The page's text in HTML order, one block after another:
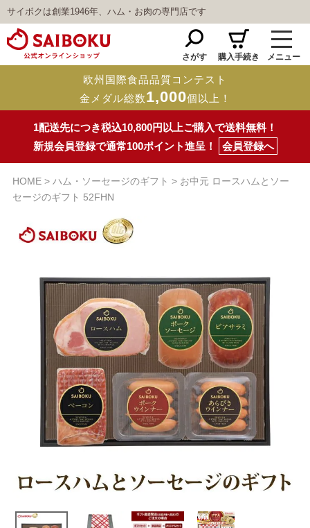
サイボクは創業1946年、ハム・お肉の専門店です
さがす 購入手続き メニュー
欧州国際食品品質コンテスト
金メダル総数1,000個以上！
1配送先につき税込10,800円以上ご購入で送料無料！
新規会員登録で通常100ポイント進呈！
会員登録へ
HOME ハム・ソーセージのギフト
お中元 ロースハムとソー
セージのギフト 52FHN